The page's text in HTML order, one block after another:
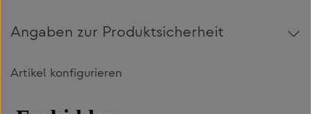
Angaben zur Produktsicherheit
Artikel konfigurieren